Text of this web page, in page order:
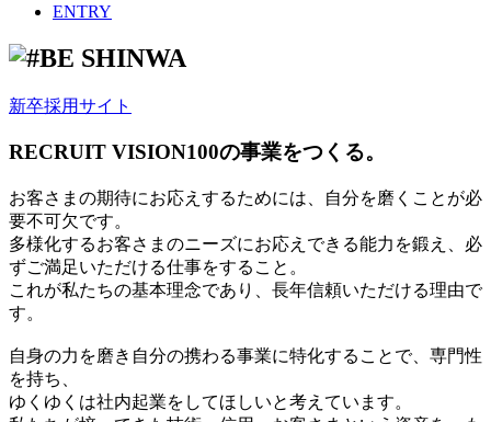
ENTRY
新卒採用サイト
RECRUIT VISION100の事業をつくる。
お客さまの期待にお応えするためには、自分を磨くことが必
要不可欠です。
多様化するお客さまのニーズにお応えできる能力を鍛え、必
ずご満足いただける仕事をすること。
これが私たちの基本理念であり、長年信頼いただける理由で
す。
自身の力を磨き自分の携わる事業に特化することで、専門性
を持ち、
ゆくゆくは社内起業をしてほしいと考えています。